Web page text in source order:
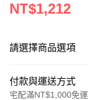
NT$1,212
請選擇商品選項
付款與運送方式
宅配滿NT$1,000免運